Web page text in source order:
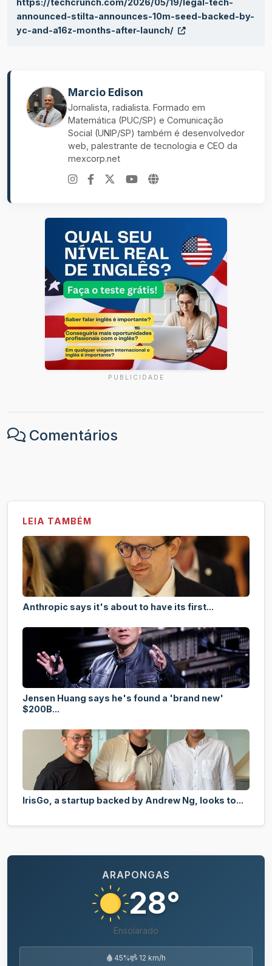
https://techcrunch.com/2026/05/19/legal-tech-
announced-stilta-announces-10m-seed-backed-by-
yc-and-a16z-months-after-launch/
Marcio Edison
Jornalista, radialista. Formado em
Matemática (PUC/SP) e Comunicação
Social (UNIP/SP) também é desenvolvedor
web, palestrante de tecnologia e CEO da
mexcorp.net
PUBLICIDADE
Comentários
LEIA TAMBÉM
Anthropic says it's about to have its first...
Jensen Huang says he's found a 'brand new'
$200B...
IrisGo, a startup backed by Andrew Ng, looks to...
ARAPONGAS
28°
Ensolarado
45% 12 km/h